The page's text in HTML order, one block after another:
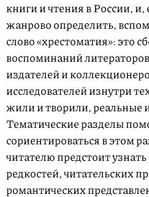
книги и чтения в России,
жанрово определить,
слово «хрестоматия»: это
воспоминаний
издателей и
исследователей изнутри
жили и творили,
Тематические разделы
сориентироваться в этом
читателю предстоит
редкостей, читательских
романтических